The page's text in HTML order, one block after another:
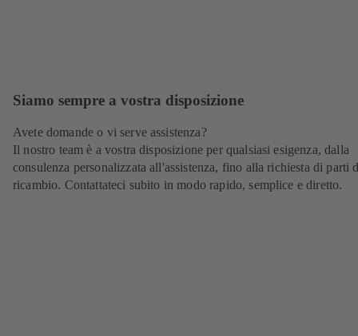
Siamo sempre a vostra disposizione
Avete domande o vi serve assistenza?
Il nostro team è a vostra disposizione per qualsiasi esigenza, dalla
consulenza personalizzata all'assistenza, fino alla richiesta di parti
ricambio. Contattateci subito in modo rapido, semplice e diretto.